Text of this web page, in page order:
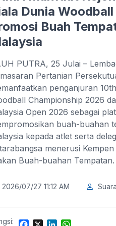
Dunia Woodball
Buah
PUTRA, 25 Julai –
Pertanian
penganjuran
Championship 2026
Open 2026 sebagai
buah-buahan
kepada atlet serta
menerusi
Buah-buahan Tempatan.
2026/07/27 11:12 AM